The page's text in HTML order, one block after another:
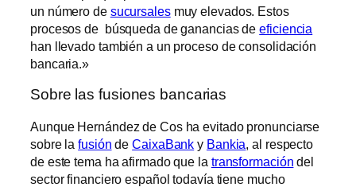
un número de sucursalesmuy elevados. Estos
procesos de búsqueda de ganancias deeficiencia
han llevado también a un proceso de consolidación
bancaria.»
Sobre las fusiones bancarias
Aunque Hernández de Cos ha evitado pronunciarse
sobre lafusión deCaixaBank y Bankia, al respecto
de este tema ha afirmado que la transformación del
sector financiero español todavía tiene mucho